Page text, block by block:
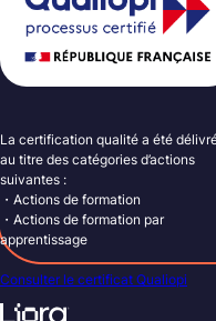
La certification qualité a été
au titre des catégories d’actions
suivantes :
・Actions de formation
・Actions de formation par
apprentissage
Consulter le certificat Qualiopi